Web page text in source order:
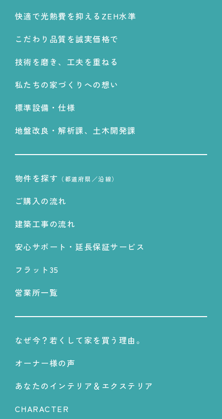
快適で光熱費を抑えるZEH水準
こだわり品質を誠実価格で
技術を磨き、工夫を重ねる
私たちの家づくりへの想い
標準設備・仕様
地盤改良・解析課、土木開発課
物件を探す （都道府県／沿線）
ご購入の流れ
建築工事の流れ
安心サポート・延長保証サービス
フラット35
営業所一覧
なぜ今？若くして家を買う理由。
オーナー様の声
あなたのインテリア＆エクステリア
CHARACTER